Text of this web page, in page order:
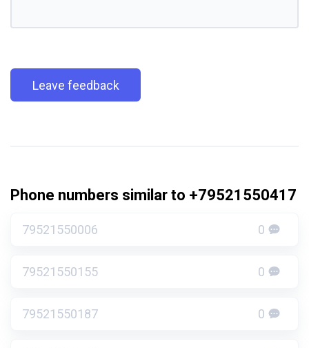
Leave feedback
Phone numbers similar to +79521550417
79521550006 0
79521550155 0
79521550187 0